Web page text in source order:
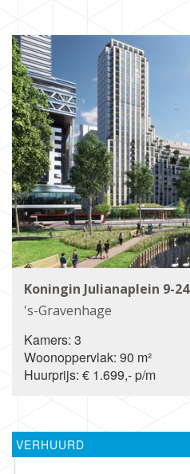
Koningin Julianaplein 9-24
's-Gravenhage
Kamers: 3
Woonoppervlak: 90 m²
Huurprijs: € 1.699,- p/m
VERHUURD